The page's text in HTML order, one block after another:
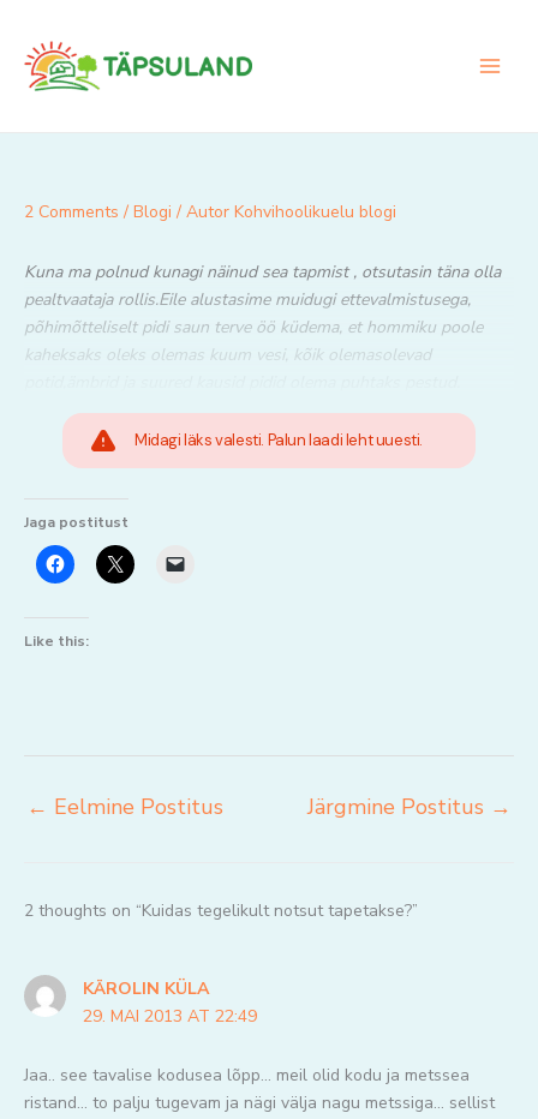
content
2 Comments / Blogi / Autor Kohvihoolikuelu blogi
Kuna ma polnud kunagi näinud sea tapmist , otsutasin täna olla
pealtvaataja rollis.Eile alustasime muidugi ettevalmistusega,
põhimõtteliselt pidi saun terve öö küdema, et hommiku poole
kaheksaks oleks olemas kuum vesi, kõik olemasolevad
Midagi läks valesti. Palun laadi leht uuesti.
Jaga postitust
Like this:
← Eelmine Postitus Järgmine Postitus →
2 thoughts on “Kuidas tegelikult notsut tapetakse?”
KÄROLIN KÜLA
29. MAI 2013 AT 22:49
Jaa.. see tavalise kodusea lõpp… meil olid kodu ja metssea
ristand… to palju tugevam ja nägi välja nagu metssiga… sellist